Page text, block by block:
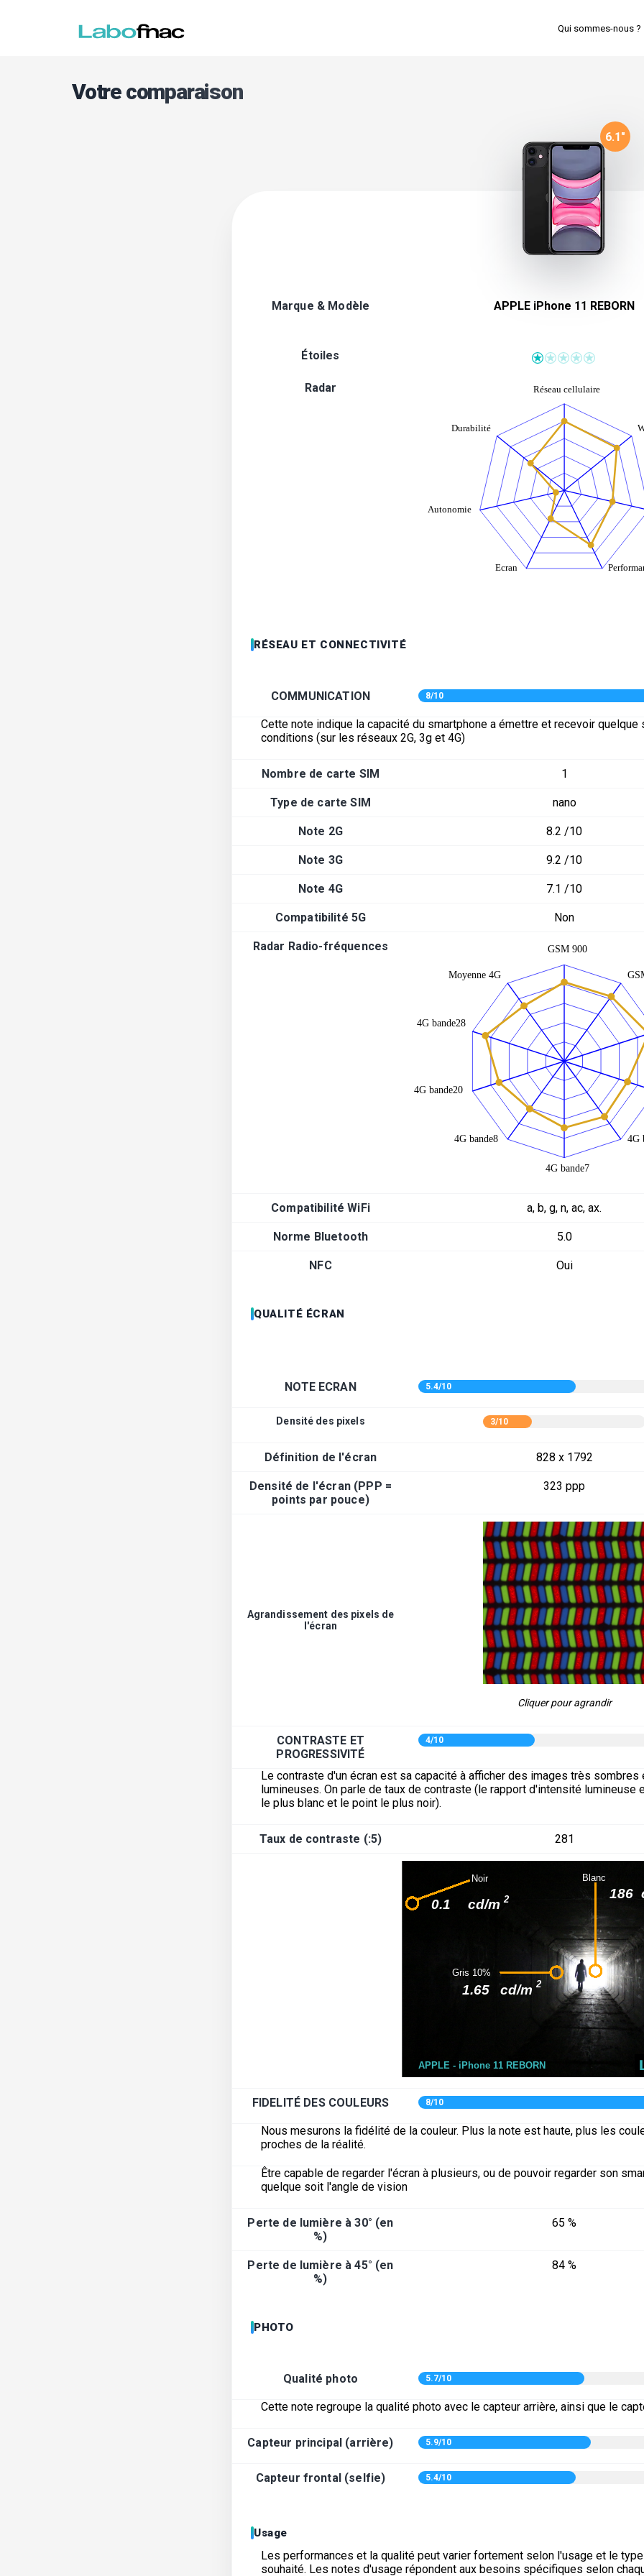
Qui sommes-nous ?
Votre comparaison
Marque & Modèle
6.1"
APPLE iPhone 11 REBORN
Étoiles
Radar
RÉSEAU ET CONNECTIVITÉ
COMMUNICATION 8/10
Cette note indique la capacité du smartphone a émettre et recevoir quelque
conditions (sur les réseaux 2G, 3g et 4G)
Nombre de carte SIM 1
Type de carte SIM nano
Note 2G 8.2 /10
Note 3G 9.2 /10
Note 4G 7.1 /10
Compatibilité 5G Non
Radar Radio-fréquences
Compatibilité WiFi a, b, g, n, ac, ax.
Norme Bluetooth 5.0
NFC Oui
QUALITÉ ÉCRAN
NOTE ECRAN 5.4/10
Densité des pixels 3/10
Définition de l'écran 828 x 1792
Densité de l'écran (PPP =
points par pouce)
323 ppp
Agrandissement des pixels de
l'écran
Cliquer pour agrandir
CONTRASTE ET
PROGRESSIVITÉ
4/10
Le contraste d'un écran est sa capacité à afficher des images très sombres
lumineuses. On parle de taux de contraste (le rapport d'intensité lumineuse
le plus blanc et le point le plus noir).
Taux de contraste (:5) 281
FIDELITÉ DES COULEURS 8/10
Nous mesurons la fidélité de la couleur. Plus la note est haute, plus les
proches de la réalité.
Être capable de regarder l'écran à plusieurs, ou de pouvoir regarder son
quelque soit l'angle de vision
Perte de lumière à 30° (en
%)
65 %
Perte de lumière à 45° (en
%)
84 %
PHOTO
Qualité photo 5.7/10
Cette note regroupe la qualité photo avec le capteur arrière, ainsi que le
Capteur principal (arrière) 5.9/10
Capteur frontal (selfie) 5.4/10
Usage
Les performances et la qualité peut varier fortement selon l'usage et le
souhaité. Les notes d'usage répondent aux besoins spécifiques selon